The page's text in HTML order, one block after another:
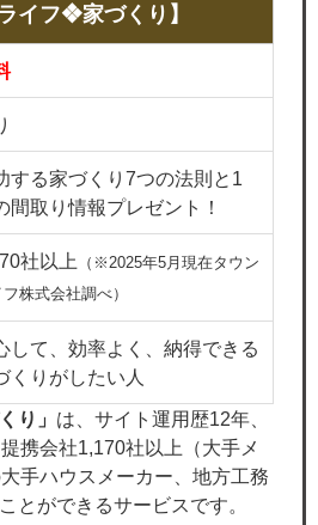
イフ❖家づくり】
する家づくり7つの法則と1
間取り情報プレゼント！
社以上
（※2025年5月現在タウン
フ株式会社調べ）
して、効率よく、納得できる
くりがしたい人
り」 は、サイト運用歴12年、
携会社1,170社以上（大手メ
手ハウスメーカー、地方工務
とができるサービスです。